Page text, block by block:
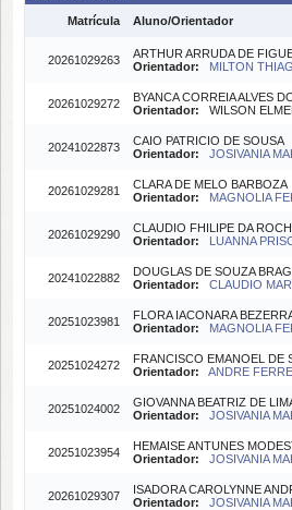
Matrícula Aluno/Orientador
20261029263
ARTHUR ARRUDA DE
Orientador:
MILTON
20261029272
BYANCA CORREIA ALVES
Orientador: WILSON
20241022873
CAIO PATRICIO DE SOUSA
Orientador:
JOSIVANIA
20261029281
CLARA DE MELO BARBOZA
Orientador:
MAGNOLIA
20261029290
CLAUDIO FHILIPE DA
Orientador:
LUANNA
20241022882
DOUGLAS DE SOUZA
Orientador:
CLAUDIO
20251023981
FLORA IACONARA
Orientador:
MAGNOLIA
20251024272
FRANCISCO EMANOEL DE
Orientador:
ANDRE
20251024002
GIOVANNA BEATRIZ DE
Orientador:
JOSIVANIA
20251023954
HEMAISE ANTUNES
Orientador:
JOSIVANIA
20261029307
ISADORA CAROLYNNE
Orientador:
JOSIVANIA